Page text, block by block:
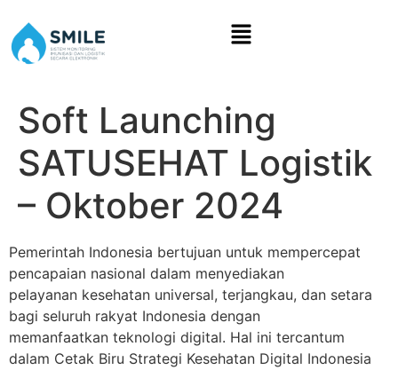
Soft Launching
SATUSEHAT Logistik
– Oktober 2024
Pemerintah Indonesia bertujuan untuk mempercepat
pencapaian nasional dalam menyediakan
pelayanan kesehatan universal, terjangkau, dan setara
bagi seluruh rakyat Indonesia dengan
memanfaatkan teknologi digital. Hal ini tercantum
dalam Cetak Biru Strategi Kesehatan Digital Indonesia